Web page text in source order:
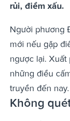
rủi, điềm xấu.
Người phương
mới nếu gặp
ngược lại.
những điều
truyền đến nay.
Không